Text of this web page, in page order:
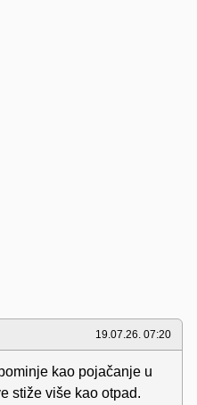
19.07.26. 07:20
kao pojačanje u
stiže više kao otpad.